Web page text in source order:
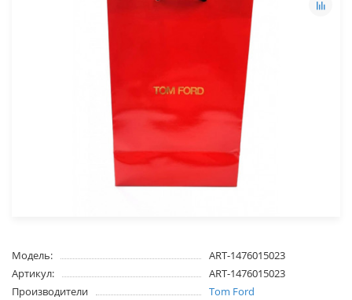
Модель:
ART-1476015023
Артикул:
ART-1476015023
Производители
Tom Ford